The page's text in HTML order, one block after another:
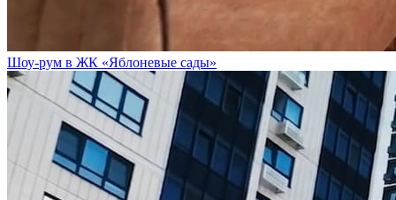
Шоу-рум в ЖК «Яблоневые сады»